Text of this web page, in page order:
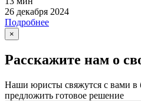
26 декабря 2024
Подробнее
×
Расскажите нам о
Наши юристы свяжутся с вами в
предложить готовое решение